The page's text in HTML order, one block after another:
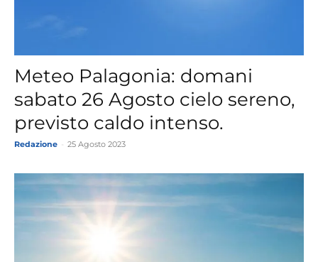
Meteo Palagonia: domani
sabato 26 Agosto cielo sereno,
previsto caldo intenso.
Redazione 25 Agosto 2023